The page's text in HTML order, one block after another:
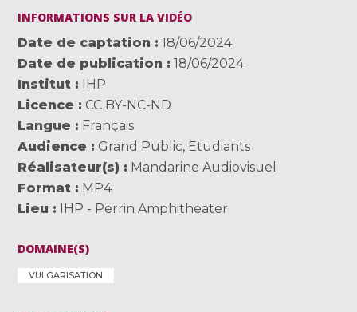
INFORMATIONS SUR LA VIDÉO
Date de captation
18/06/2024
Date de publication
18/06/2024
Institut
IHP
Licence
CC BY-NC-ND
Langue
Français
Audience
Grand Public, Etudiants
Réalisateur(s)
Mandarine Audiovisuel
Format
MP4
Lieu
IHP - Perrin Amphitheater
DOMAINE(S)
VULGARISATION